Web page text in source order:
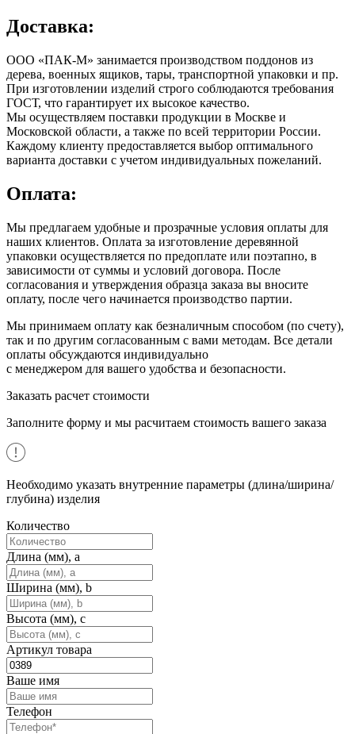
Доставка:
ООО «ПАК-М» занимается производством поддонов из
дерева, военных ящиков, тары, транспортной упаковки и пр.
При изготовлении изделий строго соблюдаются требования
ГОСТ, что гарантирует их высокое качество.
Мы осуществляем поставки продукции в Москве и
Московской области, а также по всей территории России.
Каждому клиенту предоставляется выбор оптимального
варианта доставки с учетом индивидуальных пожеланий.
Оплата:
Мы предлагаем удобные и прозрачные условия оплаты для
наших клиентов. Оплата за изготовление деревянной
упаковки осуществляется по предоплате или поэтапно, в
зависимости от суммы и условий договора. После
согласования и утверждения образца заказа вы вносите
оплату, после чего начинается производство партии.
Мы принимаем оплату как безналичным способом (по счету),
так и по другим согласованным с вами методам. Все детали
оплаты обсуждаются индивидуально
с менеджером для вашего удобства и безопасности.
Заказать расчет стоимости
Заполните форму и мы расчитаем стоимость вашего заказа
Необходимо указать внутренние параметры (длина/ширина/
глубина) изделия
Количество
Длина (мм), a
Ширина (мм), b
Высота (мм), c
Артикул товара
Ваше имя
Телефон